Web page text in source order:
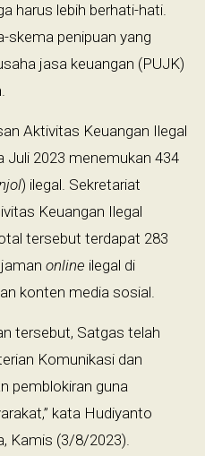
harus lebih berhati-hati.
skema penipuan yang
jasa keuangan (PUJK)
Aktivitas Keuangan Ilegal
Juli 2023 menemukan 434
) ilegal. Sekretariat
Keuangan Ilegal
tersebut terdapat 283
online ilegal di
konten media sosial.
tersebut, Satgas telah
Komunikasi dan
pemblokiran guna
kata Hudiyanto
Kamis (3/8/2023).